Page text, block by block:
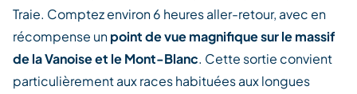
Traie. Comptez environ 6 heures aller-retour, avec en
récompense unpoint de vue magnifique sur le massif
de la Vanoise et le Mont-Blanc. Cette sortie convient
particulièrement aux races habituées aux longues